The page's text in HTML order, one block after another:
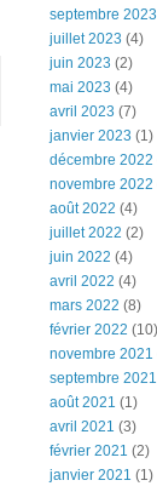
septembre 2023
juillet 2023 (4)
juin 2023 (2)
mai 2023 (4)
avril 2023 (7)
janvier 2023 (1)
décembre 2022
novembre 2022
août 2022 (4)
juillet 2022 (2)
juin 2022 (4)
avril 2022 (4)
mars 2022 (8)
février 2022 (10)
novembre 2021
septembre 2021
août 2021 (1)
avril 2021 (3)
février 2021 (2)
janvier 2021 (1)